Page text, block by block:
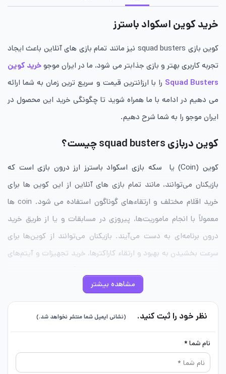
خرید کوین اسکواد باسترز
کوین بازی squad busters نیز مانند تمام بازی های آنلاین باعث ایجاد
تجربه کاربری بهتر و بازی جذابتر می شود، ما در ایران موجوخرید کوین
Squad Busters را با ارزانترین قیمت و سریع ترین زمان به شما ارائه
می دهیم در ادامه با ما همراه شوید تا چگونگی خرید این محصول در
ایران موجو را به شما شرح دهیم.
کوین دربازی squad busters چیست؟
کوین (Coin) یا سکه بازی اسکواد باسترز ارز درون بازی است که
بازیکنان می‌توانند، مانند تمام بازی های آنلاین از این کوین ها برای
خرید اقلام مختلف و ارتقاء‌های گوناگون استفاده می شود. coin ها
معمولاً با انجام ماموریت‌ها، پیروزی در مسابقات و یا از طریق خرید
درون برنامه‌ای به دست می‌آیند. بازیکنان می‌توانند از کوین‌ها برای
سرعت بخشیدن به بهبود و ارتقاء کاراکترها، خرید تجهیزات و آیتم‌های
کاربرد کوین در بازی اسکواد باسترز
خرید کارکتر های بازی
حرید تیکت صندوقچه
ارتقاء کارکتر ها
مشاهده بیشتر
نظر خود را ثبت کنید. (نشانی ایمیل شما منتشر نخواهد شد.)
نام شما *